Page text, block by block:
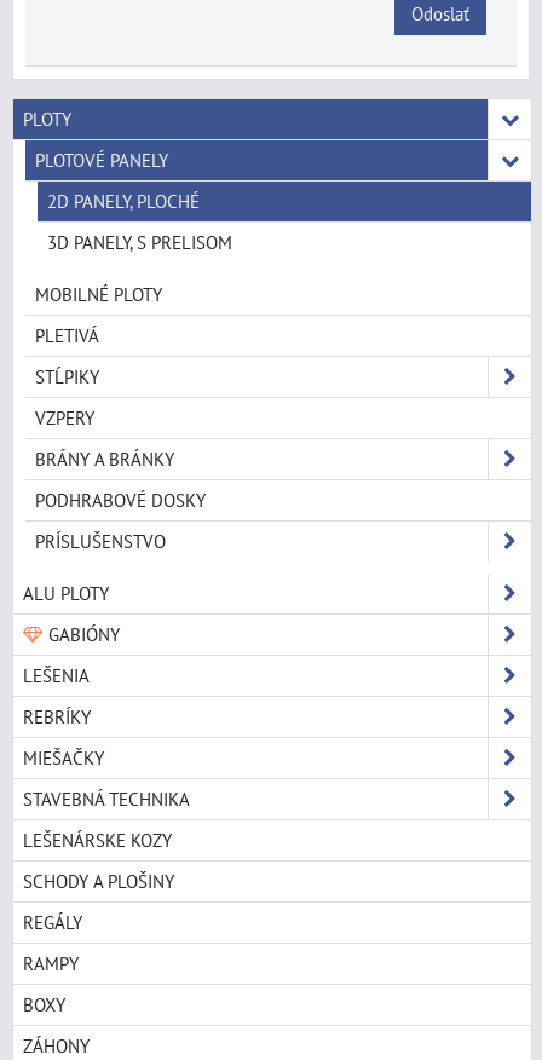
Odoslať
PLOTY
PLOTOVÉ PANELY
2D PANELY, PLOCHÉ
3D PANELY, S PRELISOM
MOBILNÉ PLOTY
PLETIVÁ
STĹPIKY
VZPERY
BRÁNY A BRÁNKY
PODHRABOVÉ DOSKY
PRÍSLUŠENSTVO
ALU PLOTY
GABIÓNY
LEŠENIA
REBRÍKY
MIEŠAČKY
STAVEBNÁ TECHNIKA
LEŠENÁRSKE KOZY
SCHODY A PLOŠINY
REGÁLY
RAMPY
BOXY
ZÁHONY